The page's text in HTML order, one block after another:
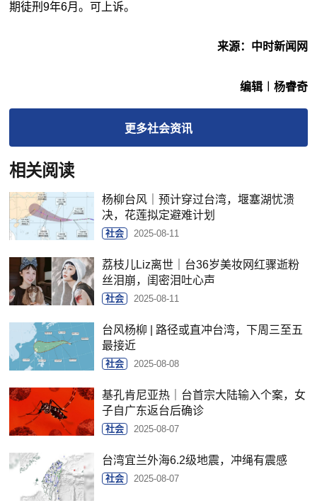
期徒刑9年6月。可上诉。
来源：中时新闻网
编辑︱杨睿奇
更多社会资讯
相关阅读
杨柳台风｜预计穿过台湾，堰塞湖忧溃
决，花莲拟定避难计划
社会 2025-08-11
荔枝儿Liz离世｜台36岁美妆网红骤逝粉
丝泪崩，闺密泪吐心声
社会 2025-08-11
台风杨柳 | 路径或直冲台湾，下周三至五
最接近
社会 2025-08-08
基孔肯尼亚热｜台首宗大陆输入个案，女
子自广东返台后确诊
社会 2025-08-07
台湾宜兰外海6.2级地震，冲绳有震感
社会 2025-08-07